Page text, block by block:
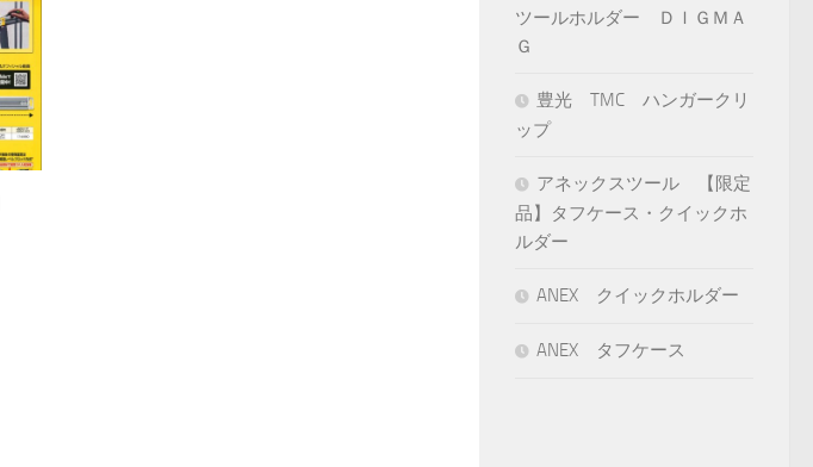
ツールホルダー ＤＩＧＭＡ
Ｇ
豊光 TMC ハンガークリ
ップ
アネックスツール 【限定
品】タフケース・クイックホ
ルダー
ANEX クイックホルダー
ANEX タフケース